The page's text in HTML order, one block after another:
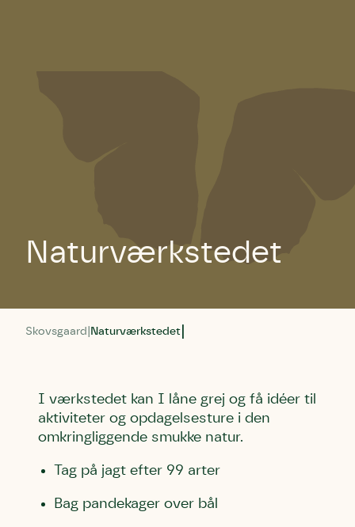
Naturværkstedet
Skovsgaard Naturværkstedet
I værkstedet kan I låne grej og få idéer til
aktiviteter og opdagelsesture i den
omkringliggende smukke natur.
Tag på jagt efter 99 arter
Bag pandekager over bål